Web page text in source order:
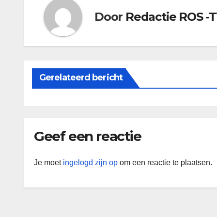
Door Redactie ROS -
Gerelateerd bericht
Geef een reactie
Je moet ingelogd zijn op om een reactie te plaatsen.